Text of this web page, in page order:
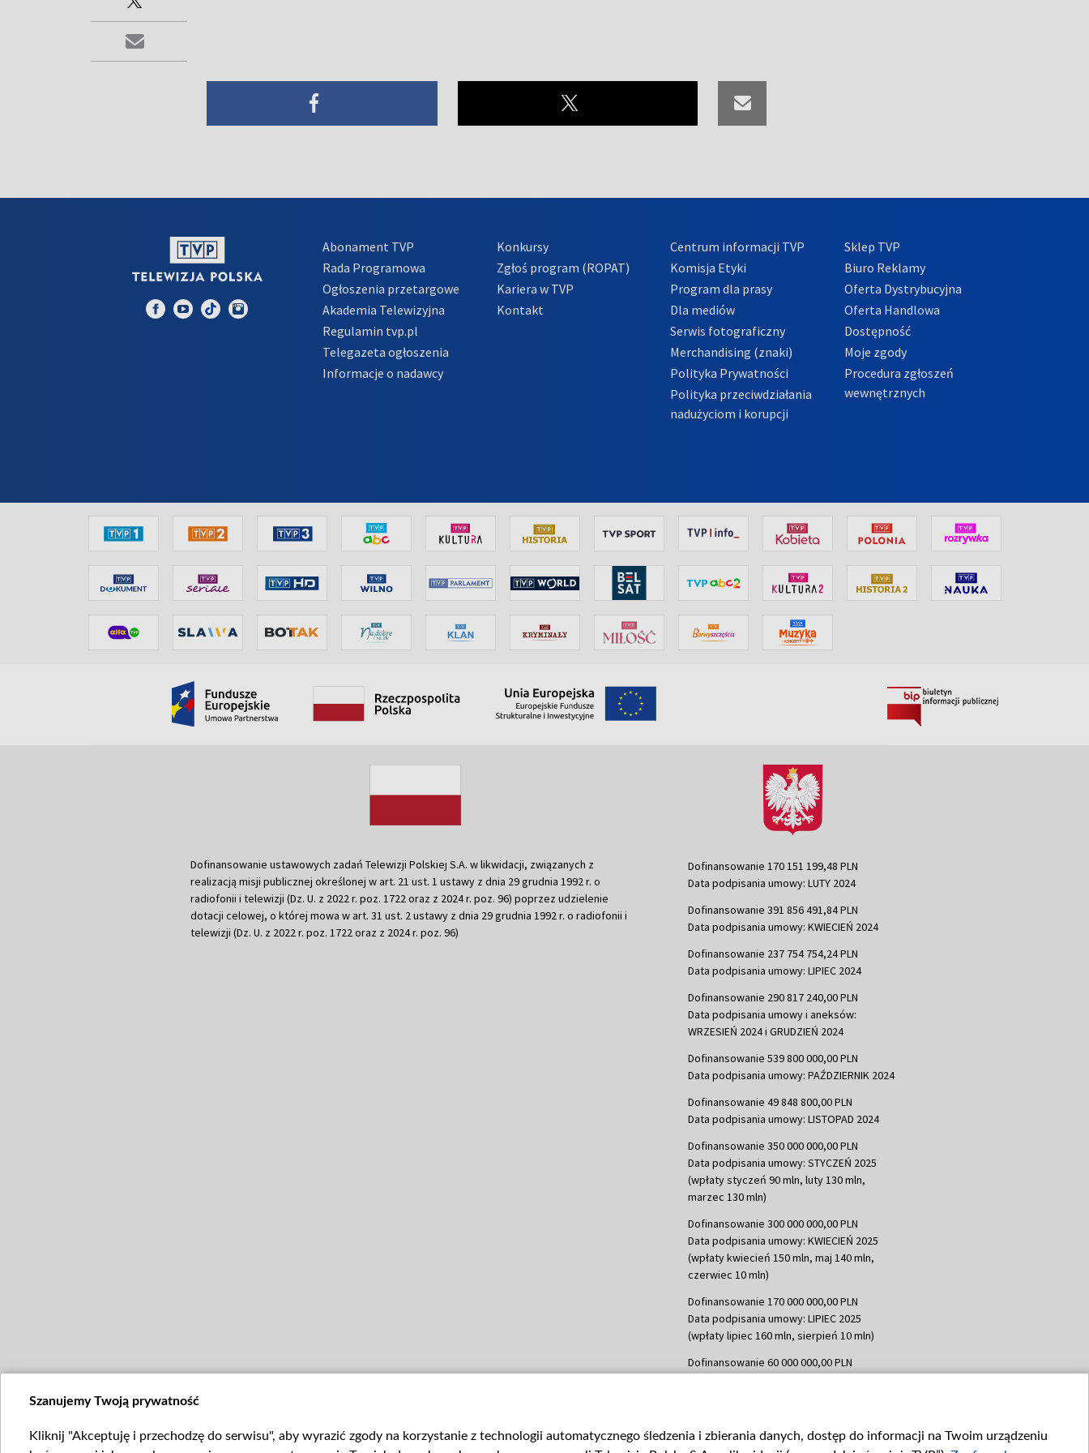
Abonament TVP
Rada Programowa
Ogłoszenia przetargowe
Akademia Telewizyjna
Regulamin tvp.pl
Telegazeta ogłoszenia
Informacje o nadawcy
Konkursy
Zgłoś program (ROPAT)
Kariera w TVP
Kontakt
Centrum informacji TVP
Komisja Etyki
Program dla prasy
Dla mediów
Serwis fotograficzny
Merchandising (znaki)
Polityka Prywatności
Polityka przeciwdziałania
nadużyciom i korupcji
Sklep TVP
Biuro Reklamy
Oferta Dystrybucyjna
Oferta Handlowa
Dostępność
Moje zgody
Procedura zgłoszeń
wewnętrznych
Dofinansowanie ustawowych zadań Telewizji Polskiej S.A. w likwidacji, związanych z
realizacją misji publicznej określonej w art. 21 ust. 1 ustawy z dnia 29 grudnia 1992 r. o
radiofonii i telewizji (Dz. U. z 2022 r. poz. 1722 oraz z 2024 r. poz. 96) poprzez udzielenie
dotacji celowej, o której mowa w art. 31 ust. 2 ustawy z dnia 29 grudnia 1992 r. o radiofonii i
telewizji (Dz. U. z 2022 r. poz. 1722 oraz z 2024 r. poz. 96)
Dofinansowanie 170 151 199,48 PLN
Data podpisania umowy: LUTY 2024
Dofinansowanie 391 856 491,84 PLN
Data podpisania umowy: KWIECIEŃ 2024
Dofinansowanie 237 754 754,24 PLN
Data podpisania umowy: LIPIEC 2024
Dofinansowanie 290 817 240,00 PLN
Data podpisania umowy i aneksów:
WRZESIEŃ 2024 i GRUDZIEŃ 2024
Dofinansowanie 539 800 000,00 PLN
Data podpisania umowy: PAŹDZIERNIK 2024
Dofinansowanie 49 848 800,00 PLN
Data podpisania umowy: LISTOPAD 2024
Dofinansowanie 350 000 000,00 PLN
Data podpisania umowy: STYCZEŃ 2025
(wpłaty styczeń 90 mln, luty 130 mln,
marzec 130 mln)
Dofinansowanie 300 000 000,00 PLN
Data podpisania umowy: KWIECIEŃ 2025
(wpłaty kwiecień 150 mln, maj 140 mln,
czerwiec 10 mln)
Dofinansowanie 170 000 000,00 PLN
Data podpisania umowy: LIPIEC 2025
(wpłaty lipiec 160 mln, sierpień 10 mln)
Dofinansowanie 60 000 000,00 PLN
Data podpisania umowy: WRZESIEŃ 2025
Szanujemy Twoją prywatność
Kliknij "Akceptuję i przechodzę do serwisu", aby wyrazić zgody na korzystanie z technologii automatycznego śledzenia i zbierania danych, dostęp do informacji na Twoim urządzeniu